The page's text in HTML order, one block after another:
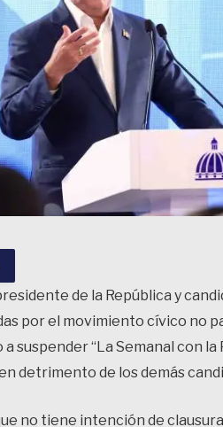
de la República y
por el movimiento cívico no
suspender “La Semanal con
detrimento de los demás
no tiene intención de